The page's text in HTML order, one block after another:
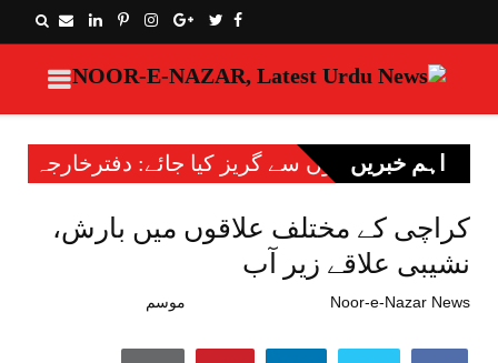
اہم خبریں
سے گریز کیا جائے: دفترخارجہ انٹرنیشنل ایران پر جارحیت کا 17 واں روز: یورپی
کراچی کے مختلف علاقوں میں بارش،
نشیبی علاقے زیر آب
Noor-e-Nazar News موسم